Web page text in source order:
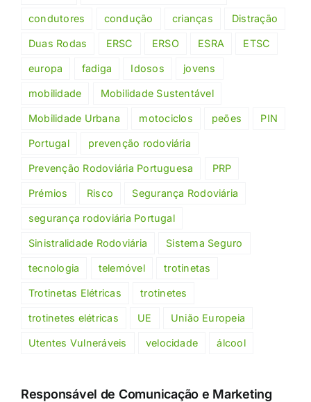
condutores condução crianças Distração
Duas Rodas ERSC ERSO ESRA ETSC
europa fadiga Idosos jovens
mobilidade Mobilidade Sustentável
Mobilidade Urbana motociclos peões PIN
Portugal prevenção rodoviária
Prevenção Rodoviária Portuguesa PRP
Prémios Risco Segurança Rodoviária
segurança rodoviária Portugal
Sinistralidade Rodoviária Sistema Seguro
tecnologia telemóvel trotinetas
Trotinetas Elétricas trotinetes
trotinetes elétricas UE União Europeia
Utentes Vulneráveis velocidade álcool
Responsável de Comunicação e Marketing